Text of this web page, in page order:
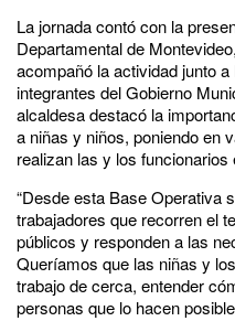
La jornada contó con la
Departamental de
acompañó la actividad junto
integrantes del Gobierno
alcaldesa destacó la
a niñas y niños, poniendo en
realizan las y los funcionarios
“Desde esta Base Operativa
trabajadores que recorren el
públicos y responden a las
Queríamos que las niñas y
trabajo de cerca, entender
personas que lo hacen